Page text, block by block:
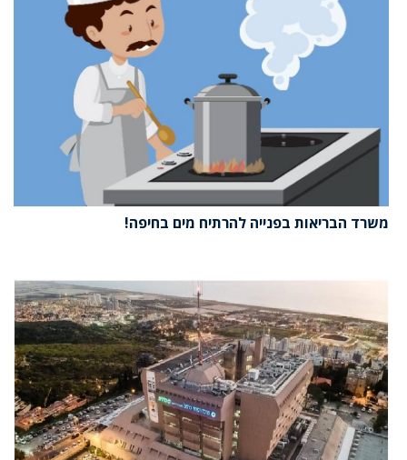
משרד הבריאות בפנייה להרתיח מים בחיפה!